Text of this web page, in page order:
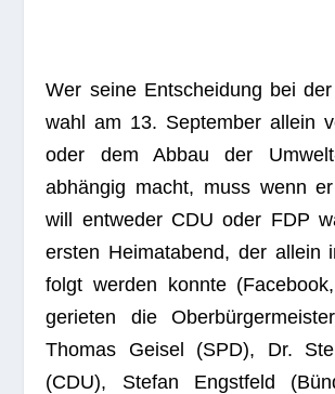
Wer seine Ent­schei­dung bei
wahl am 13. Sep­tem­ber allein
oder dem Abbau der Umwelt-
abhän­gig macht, muss wenn
will ent­we­der CDU oder FDP
ers­ten Hei­mat­abend, der allein
folgt wer­den konnte
gerie­ten die
Tho­mas Gei­sel (SPD), Dr.
(CDU), Ste­fan Engst­feld